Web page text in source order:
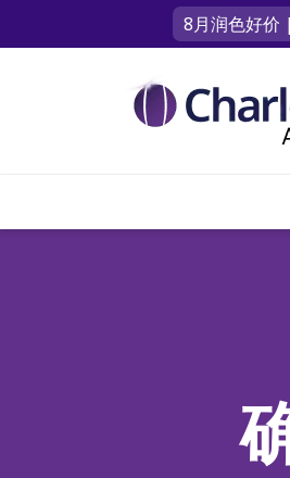
8月润色好价